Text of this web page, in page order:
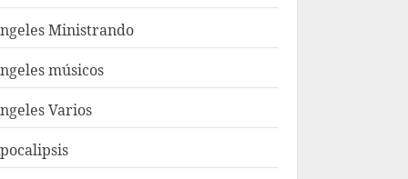
Ministrando
músicos
Varios